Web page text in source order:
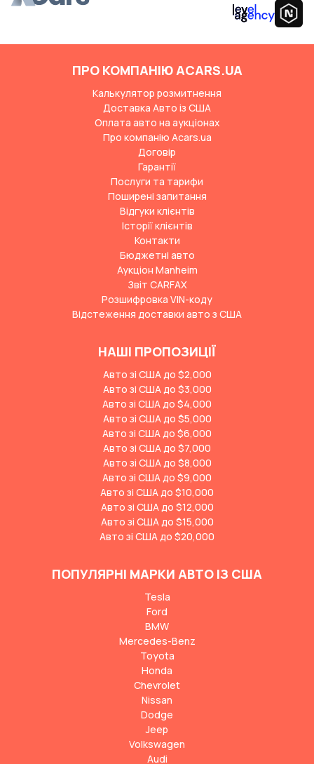
ПРО КОМПАНІЮ ACARS.UA
Калькулятор розмитнення
Доставка Авто із США
Оплата авто на аукціонах
Про компанію Acars.ua
Договір
Гарантії
Послуги та тарифи
Поширені запитання
Відгуки клієнтів
Історії клієнтів
Контакти
Бюджетні авто
Аукціон Manheim
Звіт CARFAX
Розшифровка VIN-коду
Відстеження доставки авто з США
НАШІ ПРОПОЗИЦІЇ
Авто зі США до $2,000
Авто зі США до $3,000
Авто зі США до $4,000
Авто зі США до $5,000
Авто зі США до $6,000
Авто зі США до $7,000
Авто зі США до $8,000
Авто зі США до $9,000
Авто зі США до $10,000
Авто зі США до $12,000
Авто зі США до $15,000
Авто зі США до $20,000
ПОПУЛЯРНІ МАРКИ АВТО ІЗ США
Tesla
Ford
BMW
Mercedes-Benz
Toyota
Honda
Chevrolet
Nissan
Dodge
Jeep
Volkswagen
Audi